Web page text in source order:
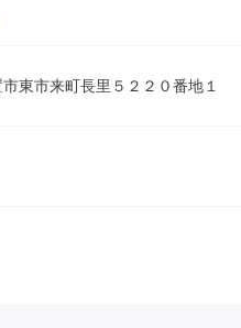
東市来町長里５２２０番地１